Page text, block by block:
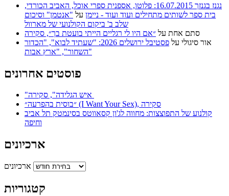
נגנז בגנזך 16.07.2015: פלוטו, אספנית ספרי אוכל, האביב הכורדי,
בית ספר לשותים מתחילים ועוד ועוד - ניימן על "אנטמן" וסיכום
שלב ב' ביקום הקולנועי של מארוול
סתם אחת על ״אם היו לי רגליים הייתי בועטת בך״, סקירה
אור סיגולי על
פסטיבל ירושלים 2026: "שעתיד לבוא", "הכדור
השחור", "ארץ אבות"
פוסטים אחרונים
״בוסית בהפרעה״ (I Want Your Sex), סקירה
קולנוע של התפוצצות: מחווה לג'ון קסאווטס בסינמטק תל אביב
וחיפה
ארכיונים
ארכיונים
קטגוריות